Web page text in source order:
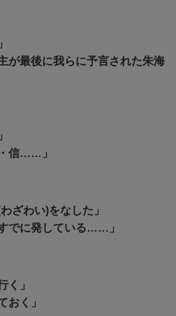
が最後に我らに予言された朱海
信……」
ざわい)をなした」
でに発している……」
く」
おく」